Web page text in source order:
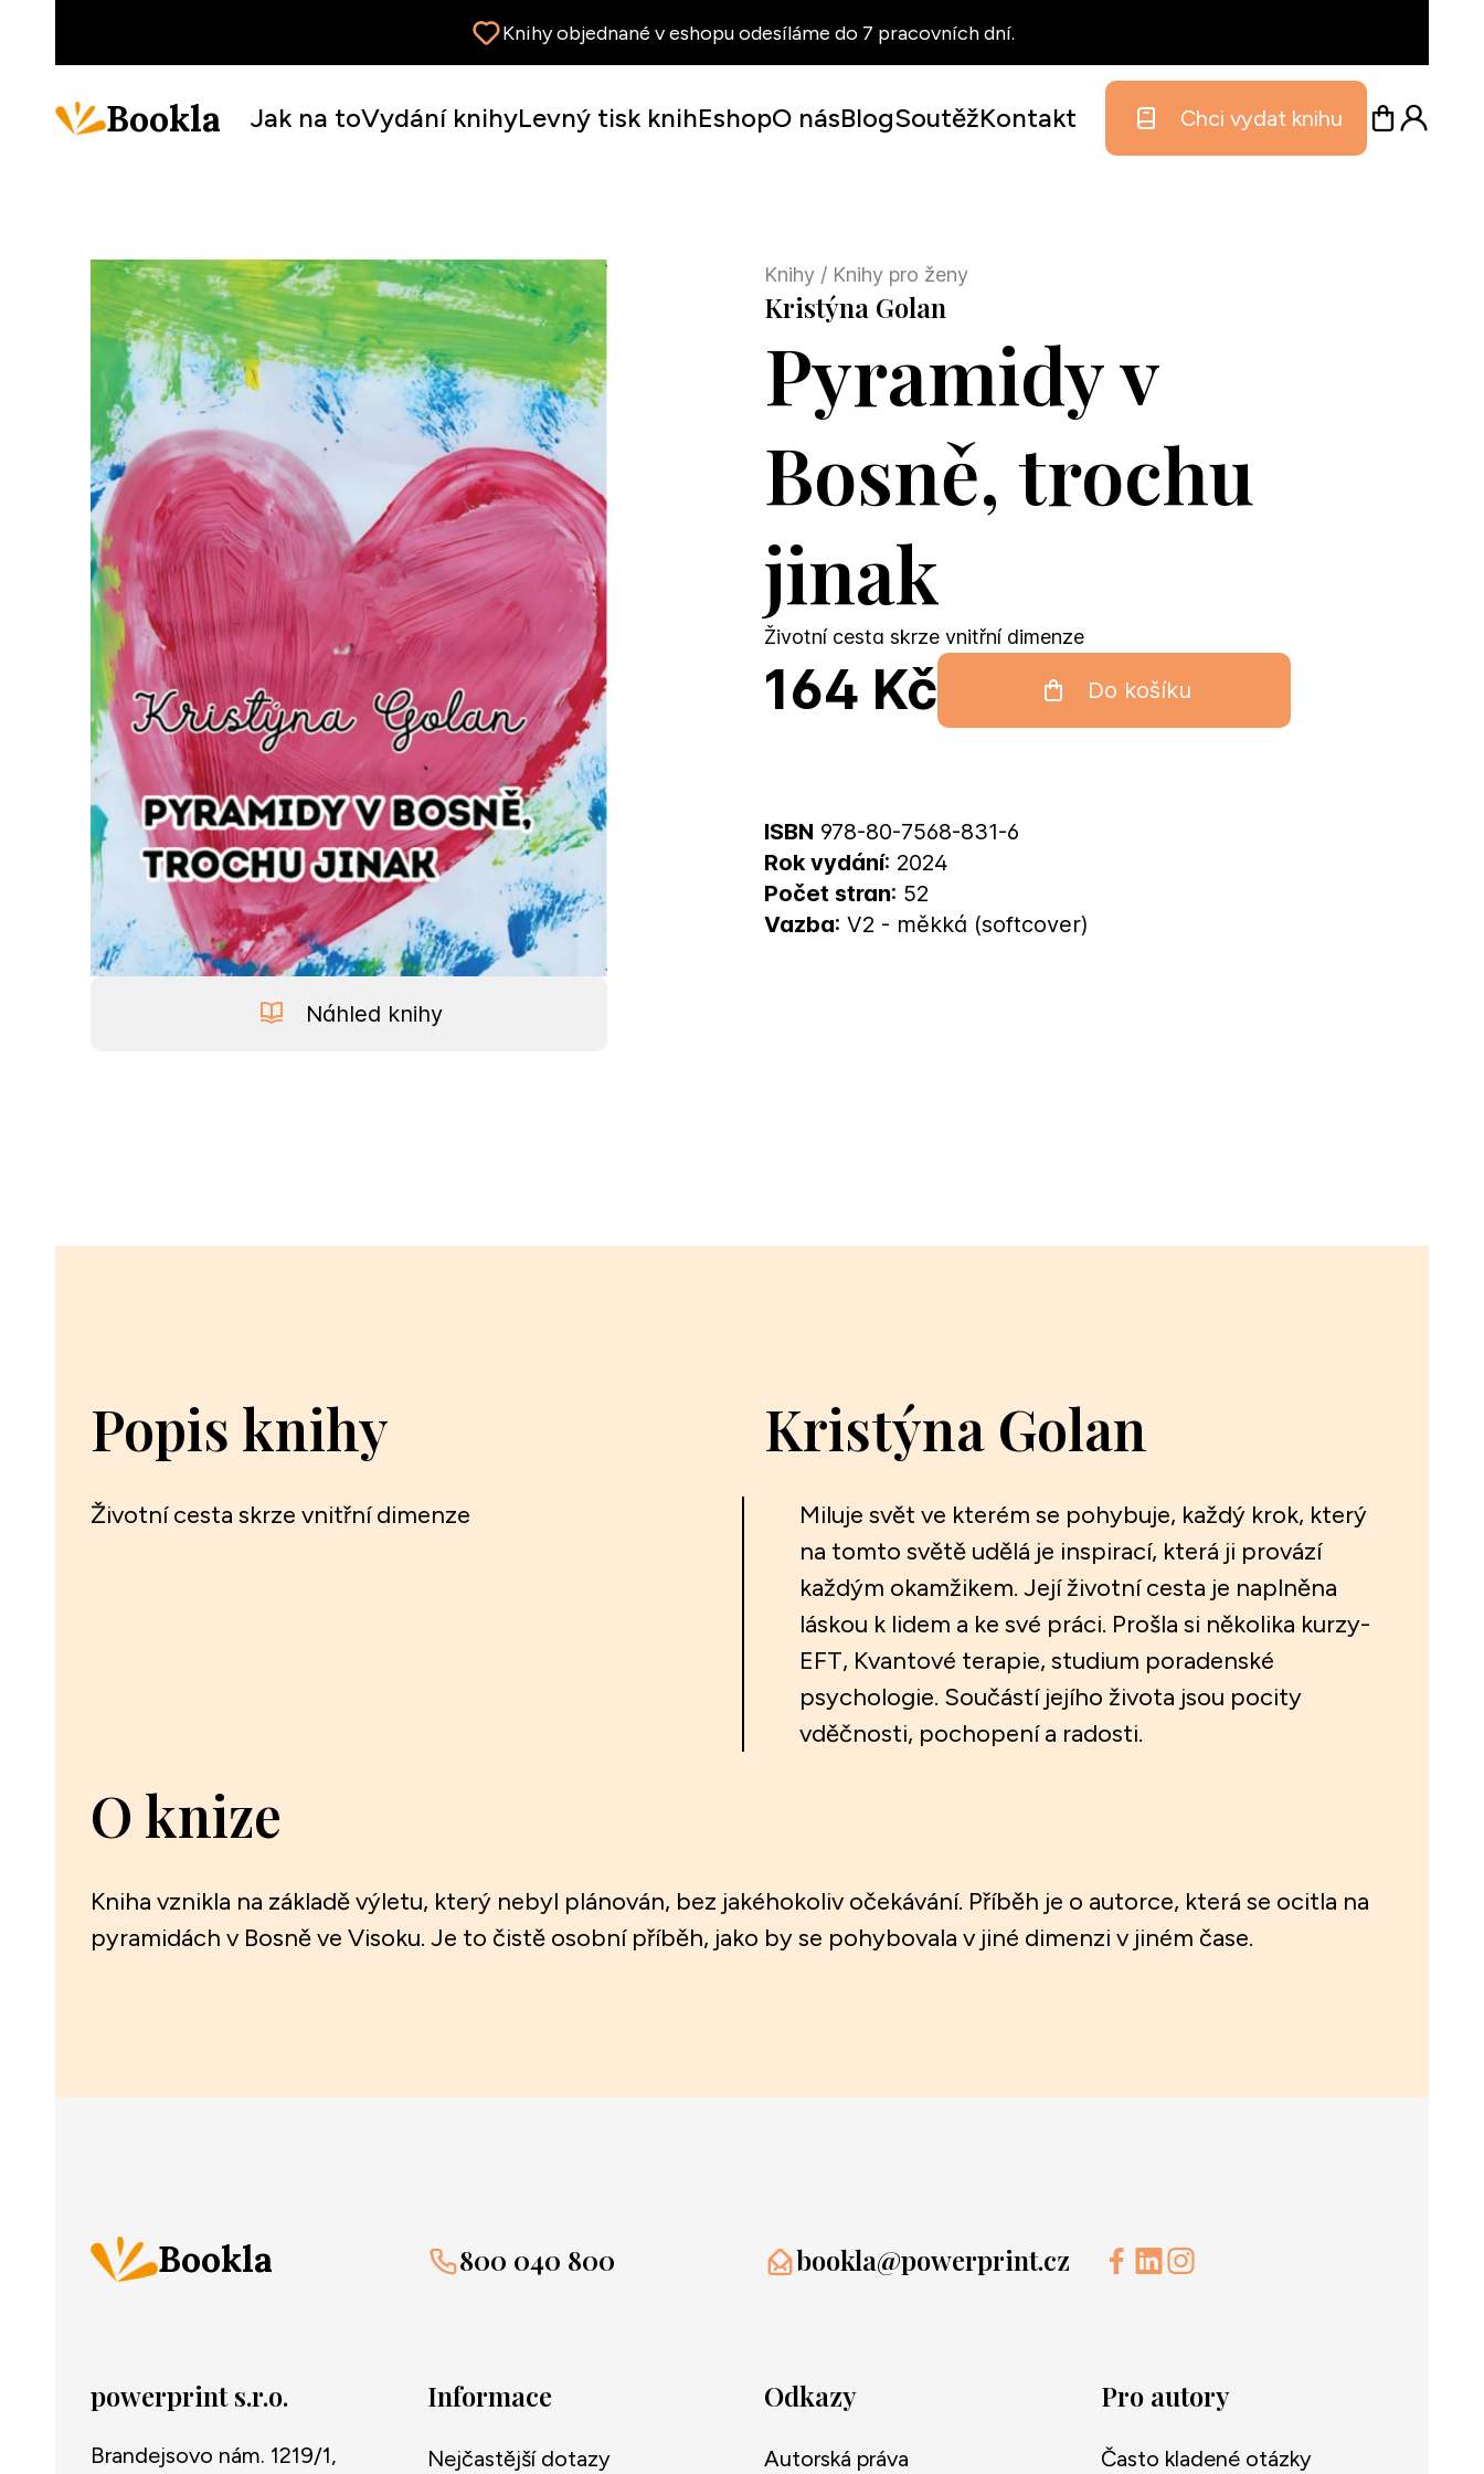
Knihy objednané v eshopu odesíláme do 7 pracovních dní.
Bookla Jak na toVydání knihyLevný tisk knihEshopO násBlogSoutěžKontakt Chci vydat knihu
Náhled knihy
Knihy / Knihy pro ženy
Kristýna Golan
Pyramidy v
Bosně, trochu
jinak
Životní cesta skrze vnitřní dimenze
164 Kč Do košíku
ISBN 978-80-7568-831-6
Rok vydání: 2024
Počet stran: 52
Vazba: V2 - měkká (softcover)
Popis knihy Kristýna Golan
Životní cesta skrze vnitřní dimenze
Miluje svět ve kterém se pohybuje, každý krok, který
na tomto světě udělá je inspirací, která ji provází
každým okamžikem. Její životní cesta je naplněna
láskou k lidem a ke své práci. Prošla si několika kurzy-
EFT, Kvantové terapie, studium poradenské
psychologie. Součástí jejího života jsou pocity
vděčnosti, pochopení a radosti.
O knize
Kniha vznikla na základě výletu, který nebyl plánován, bez jakéhokoliv očekávání. Příběh je o autorce, která se ocitla na
pyramidách v Bosně ve Visoku. Je to čistě osobní příběh, jako by se pohybovala v jiné dimenzi v jiném čase.
Bookla 800 040 800 bookla@powerprint.cz
powerprint s.r.o.
Brandejsovo nám. 1219/1,
Informace
Nejčastější dotazy
Odkazy
Autorská práva
Pro autory
Často kladené otázky